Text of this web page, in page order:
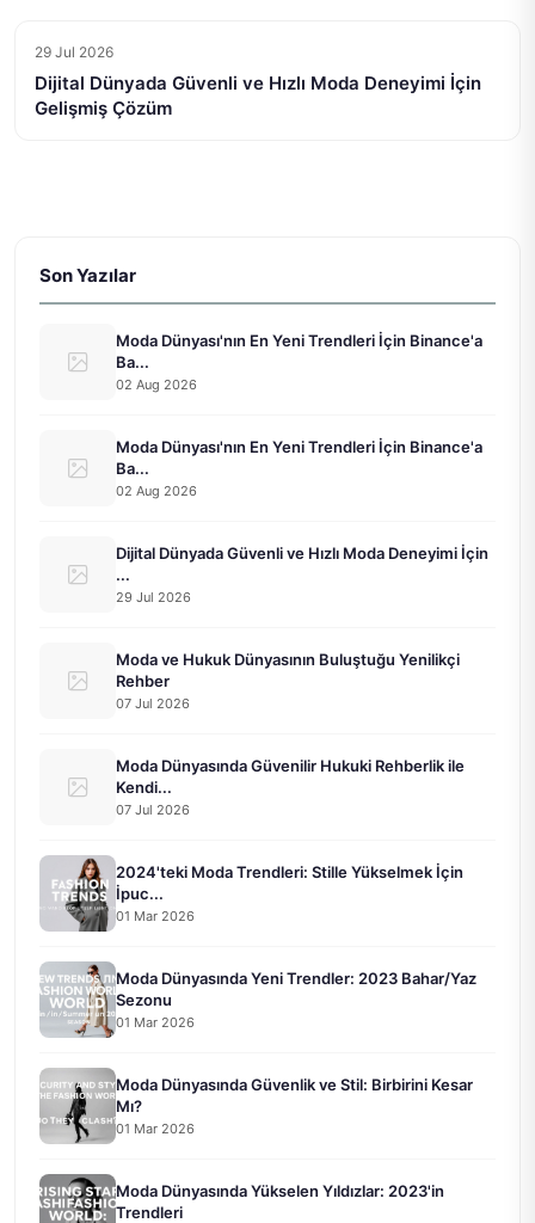
29 Jul 2026
Dijital Dünyada Güvenli ve Hızlı Moda Deneyimi İçin
Gelişmiş Çözüm
Son Yazılar
Moda Dünyası'nın En Yeni Trendleri İçin Binance'a
Ba...
02 Aug 2026
Moda Dünyası'nın En Yeni Trendleri İçin Binance'a
Ba...
02 Aug 2026
Dijital Dünyada Güvenli ve Hızlı Moda Deneyimi İçin
...
29 Jul 2026
Moda ve Hukuk Dünyasının Buluştuğu Yenilikçi
Rehber
07 Jul 2026
Moda Dünyasında Güvenilir Hukuki Rehberlik ile
Kendi...
07 Jul 2026
2024'teki Moda Trendleri: Stille Yükselmek İçin
İpuc...
01 Mar 2026
Moda Dünyasında Yeni Trendler: 2023 Bahar/Yaz
Sezonu
01 Mar 2026
Moda Dünyasında Güvenlik ve Stil: Birbirini Kesar
Mı?
01 Mar 2026
Moda Dünyasında Yükselen Yıldızlar: 2023'in
Trendleri